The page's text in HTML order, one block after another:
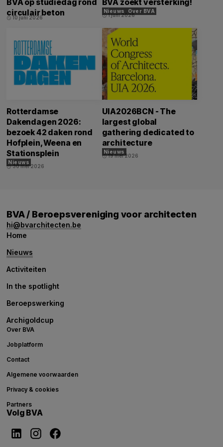
BVA op studiedag rond
circulair beton
schedule 10 juni 2026
BVA zoekt versterking!
Nieuws Over BVA
schedule1 juni 2026
Rotterdamse
Dakendagen 2026:
bezoek 42 daken rond
Hofplein, Weena en
Stationsplein
Nieuws
schedule30 mei 2026
UIA2026BCN - The
largest global
gathering dedicated to
architecture
Nieuws
schedule19 mei 2026
BVA / Beroepsvereniging voor architecten
hi@bvarchitecten.be
Home
Nieuws
Activiteiten
In the spotlight
Beroepswerking
Archigoldcup
Over BVA
Jobplatform
Contact
Algemene voorwaarden
Privacy & cookies
Partners
Volg BVA